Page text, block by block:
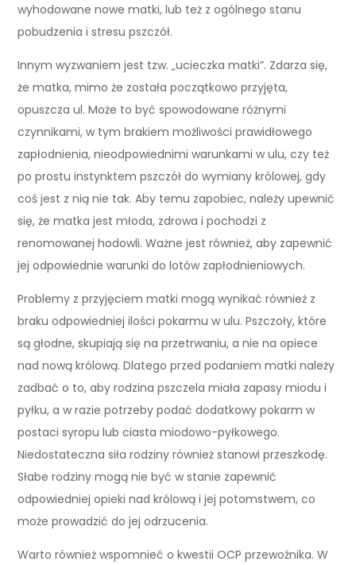
wyhodowane nowe matki, lub też z ogólnego stanu
pobudzenia i stresu pszczół.
Innym wyzwaniem jest tzw. „ucieczka matki”. Zdarza się,
że matka, mimo że została początkowo przyjęta,
opuszcza ul. Może to być spowodowane różnymi
czynnikami, w tym brakiem możliwości prawidłowego
zapłodnienia, nieodpowiednimi warunkami w ulu, czy też
po prostu instynktem pszczół do wymiany królowej, gdy
coś jest z nią nie tak. Aby temu zapobiec, należy upewnić
się, że matka jest młoda, zdrowa i pochodzi z
renomowanej hodowli. Ważne jest również, aby zapewnić
jej odpowiednie warunki do lotów zapłodnieniowych.
Problemy z przyjęciem matki mogą wynikać również z
braku odpowiedniej ilości pokarmu w ulu. Pszczoły, które
są głodne, skupiają się na przetrwaniu, a nie na opiece
nad nową królową. Dlatego przed podaniem matki należy
zadbać o to, aby rodzina pszczela miała zapasy miodu i
pyłku, a w razie potrzeby podać dodatkowy pokarm w
postaci syropu lub ciasta miodowo-pyłkowego.
Niedostateczna siła rodziny również stanowi przeszkodę.
Słabe rodziny mogą nie być w stanie zapewnić
odpowiedniej opieki nad królową i jej potomstwem, co
może prowadzić do jej odrzucenia.
Warto również wspomnieć o kwestii OCP przewoźnika. W